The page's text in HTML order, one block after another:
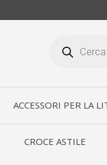
search
ACCESSORI PER LA
CROCE ASTILE